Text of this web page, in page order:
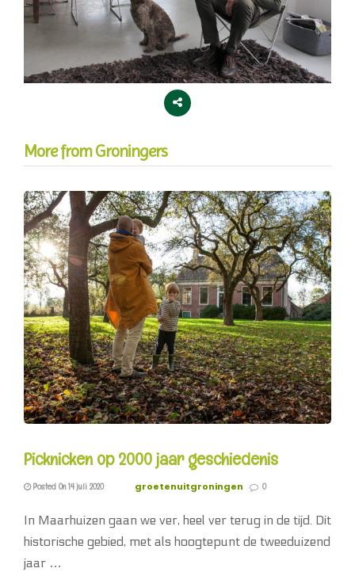
More from Groningers
Picknicken op 2000 jaar geschiedenis
Posted On 14 juli 2020 groetenuitgroningen 0
In Maarhuizen gaan we ver, heel ver terug in de tijd. Dit
historische gebied, met als hoogtepunt de tweeduizend
jaar …